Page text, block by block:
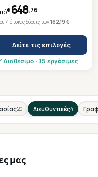
product
€648,76
4 άτοκες δόσεις των162,19 €
Δείτε τις επιλογές
Διαθέσιμο · 35 εργάσιμες
20 Διευθυντικές4
μας